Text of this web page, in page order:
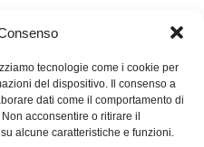
tecnologie come i cookie per
del dispositivo. Il consenso a
dati come il comportamento di
acconsentire o ritirare il
alcune caratteristiche e funzioni.
inapplicabile, ma